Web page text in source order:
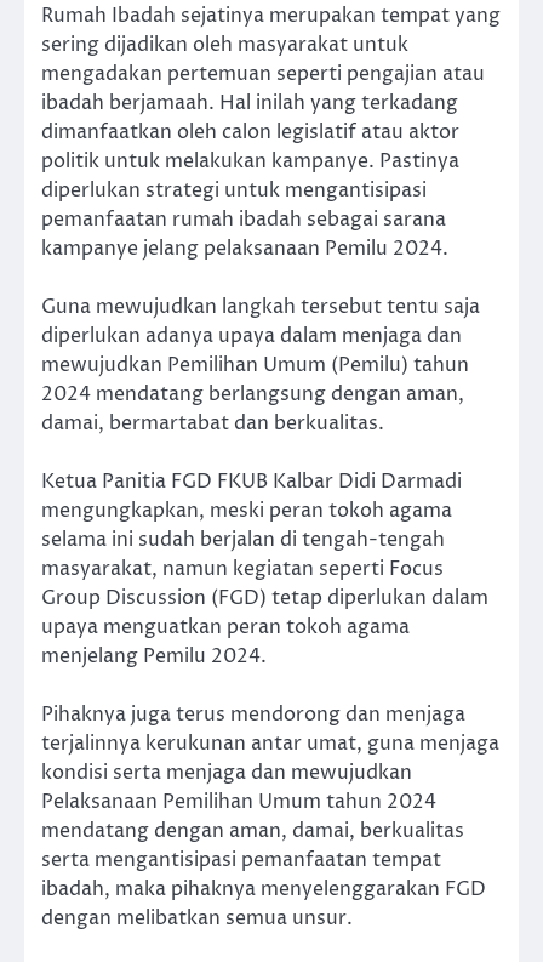
Rumah Ibadah sejatinya merupakan tempat yang
sering dijadikan oleh masyarakat untuk
mengadakan pertemuan seperti pengajian atau
ibadah berjamaah. Hal inilah yang terkadang
dimanfaatkan oleh calon legislatif atau aktor
politik untuk melakukan kampanye. Pastinya
diperlukan strategi untuk mengantisipasi
pemanfaatan rumah ibadah sebagai sarana
kampanye jelang pelaksanaan Pemilu 2024.
Guna mewujudkan langkah tersebut tentu saja
diperlukan adanya upaya dalam menjaga dan
mewujudkan Pemilihan Umum (Pemilu) tahun
2024 mendatang berlangsung dengan aman,
damai, bermartabat dan berkualitas.
Ketua Panitia FGD FKUB Kalbar Didi Darmadi
mengungkapkan, meski peran tokoh agama
selama ini sudah berjalan di tengah-tengah
masyarakat, namun kegiatan seperti Focus
Group Discussion (FGD) tetap diperlukan dalam
upaya menguatkan peran tokoh agama
menjelang Pemilu 2024.
Pihaknya juga terus mendorong dan menjaga
terjalinnya kerukunan antar umat, guna menjaga
kondisi serta menjaga dan mewujudkan
Pelaksanaan Pemilihan Umum tahun 2024
mendatang dengan aman, damai, berkualitas
serta mengantisipasi pemanfaatan tempat
ibadah, maka pihaknya menyelenggarakan FGD
dengan melibatkan semua unsur.